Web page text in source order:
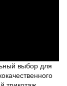
выбор для